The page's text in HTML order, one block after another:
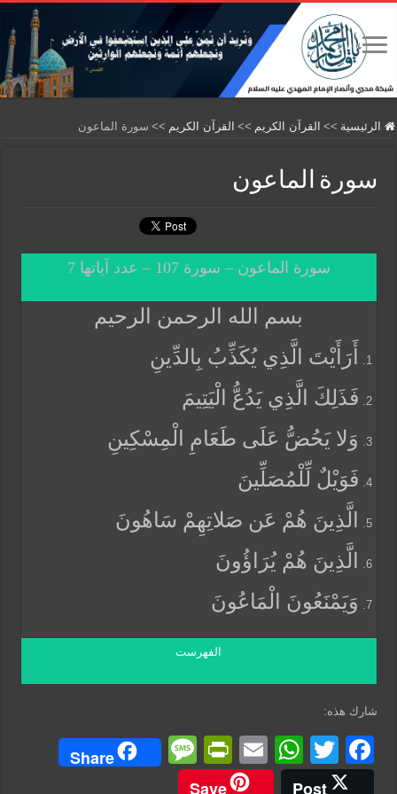
الرئيسية >> القرآن الكريم >> القرآن الكريم >> سورة الماعون
سورة الماعون
سورة الماعون – سورة 107 – عدد آياتها 7
بسم الله الرحمن الرحيم
أَرَأَيْتَ الَّذِي يُكَذِّبُ بِالدِّينِ
فَذَلِكَ الَّذِي يَدُعُّ الْيَتِيمَ
وَلا يَحُضُّ عَلَى طَعَامِ الْمِسْكِينِ
فَوَيْلٌ لِّلْمُصَلِّينَ
الَّذِينَ هُمْ عَن صَلاتِهِمْ سَاهُونَ
الَّذِينَ هُمْ يُرَاؤُونَ
وَيَمْنَعُونَ الْمَاعُونَ
الفهرست
شارك هذه:
F
a
T
wi
W
h
E
m
Pr
in
M
Share
Post
Save